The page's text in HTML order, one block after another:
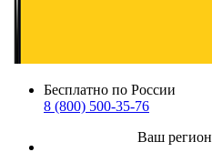
Бесплатно по России
8 (800) 500-35-76
Ваш регион